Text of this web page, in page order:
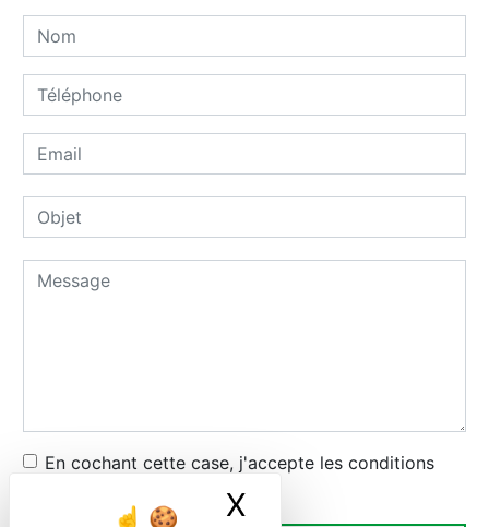
X
En cochant cette case, j'accepte les conditions
particulières ci-dessous **